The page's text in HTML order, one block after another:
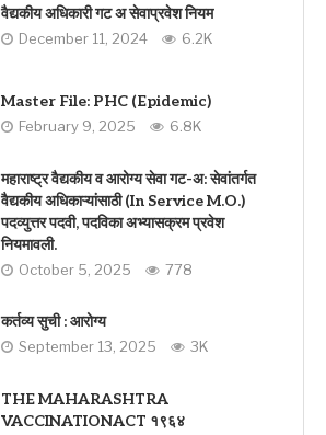
वैद्यकीय अधिकारी गट अ सेवाप्रवेश नियम
December 11, 2024 6.2K
Master File: PHC (Epidemic)
February 9, 2025 6.8K
महाराष्ट्र वैद्यकीय व आरोग्य सेवा गट-अ: सेवांतर्गत
वैद्यकीय अधिकाऱ्यांसाठी (In Service M.O.)
पदव्युत्तर पदवी, पदविका अभ्यासक्रम प्रवेश
नियमावली.
October 5, 2025 778
कर्तव्य सुची : आरोग्य
September 13, 2025 3K
THE MAHARASHTRA
VACCINATIONACT १९६४